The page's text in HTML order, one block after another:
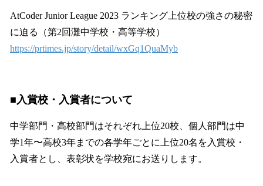
AtCoder Junior League 2023 ランキング上位校の強さの秘密
に迫る（第2回灘中学校・高等学校）
https://prtimes.jp/story/detail/wxGq1QuaMyb
■入賞校・入賞者について
中学部門・高校部門はそれぞれ上位20校、個人部門は中
学1年〜高校3年までの各学年ごとに上位20名を入賞校・
入賞者とし、表彰状を学校宛にお送りします。